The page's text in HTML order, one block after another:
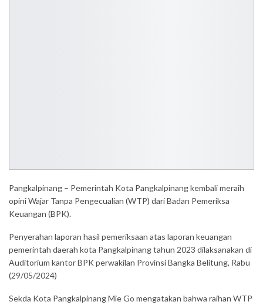
Pangkalpinang – Pemerintah Kota Pangkalpinang kembali meraih
opini Wajar Tanpa Pengecualian (WTP) dari Badan Pemeriksa
Keuangan (BPK).
Penyerahan laporan hasil pemeriksaan atas laporan keuangan
pemerintah daerah kota Pangkalpinang tahun 2023 dilaksanakan di
Auditorium kantor BPK perwakilan Provinsi Bangka Belitung, Rabu
(29/05/2024)
Sekda Kota Pangkalpinang Mie Go mengatakan bahwa raihan WTP